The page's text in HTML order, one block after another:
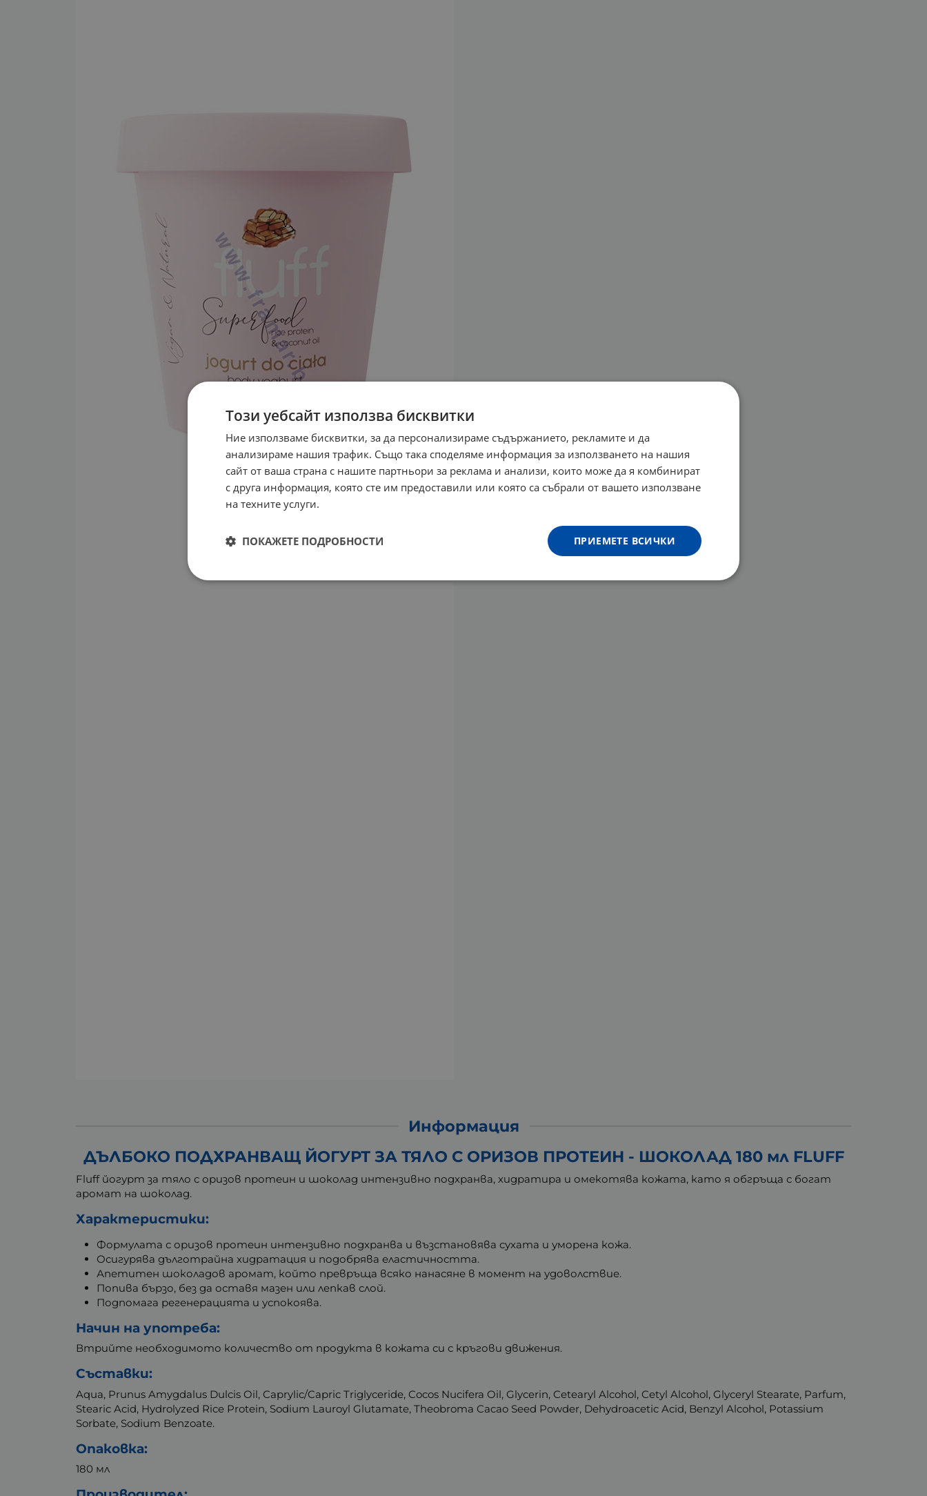
Информация
ДЪЛБОКО ПОДХРАНВАЩ ЙОГУРТ ЗА ТЯЛО С ОРИЗОВ ПРОТЕИН - ШОКОЛАД 180 мл FLUFF
Fluff йогурт за тяло с оризов протеин и шоколад интензивно подхранва, хидратира и омекотява кожата, като я обгръща с богат
аромат на шоколад.
Характеристики:
Формулата с оризов протеин интензивно подхранва и възстановява сухата и уморена кожа.
Осигурява дълготрайна хидратация и подобрява еластичността.
Апетитен шоколадов аромат, който превръща всяко нанасяне в момент на удоволствие.
Попива бързо, без да оставя мазен или лепкав слой.
Подпомага регенерацията и успокоява.
Начин на употреба:
Втрийте необходимото количество от продукта в кожата си с кръгови движения.
Съставки:
Aqua, Prunus Amygdalus Dulcis Oil, Caprylic/Capric Triglyceride, Cocos Nucifera Oil, Glycerin, Cetearyl Alcohol, Cetyl Alcohol, Glyceryl Stearate, Parfum,
Stearic Acid, Hydrolyzed Rice Protein, Sodium Lauroyl Glutamate, Theobroma Cacao Seed Powder, Dehydroacetic Acid, Benzyl Alcohol, Potassium
Sorbate, Sodium Benzoate.
Опаковка:
180 мл
Този уебсайт използва бисквитки
Ние използваме бисквитки, за да персонализираме съдържанието, рекламите и да
анализираме нашия трафик. Също така споделяме информация за използването на нашия
сайт от ваша страна с нашите партньори за реклама и анализи, които може да я комбинират
с друга информация, която сте им предоставили или която са събрали от вашето използване
на техните услуги.
ПРИЕМЕТЕ ВСИЧКИ
ПОКАЖЕТЕ ПОДРОБНОСТИ